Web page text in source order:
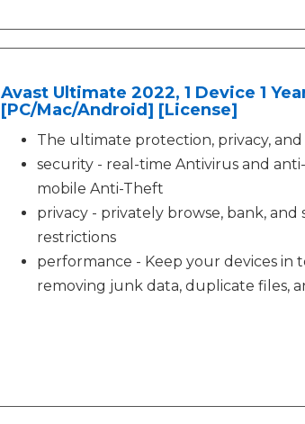
Avast Ultimate 2022, 1 Device 1
[PC/Mac/Android] [License]
The ultimate protection, privacy,
security - real-time Antivirus and
mobile Anti-Theft
privacy - privately browse, bank,
restrictions
performance - Keep your devices in
removing junk data, duplicate files,